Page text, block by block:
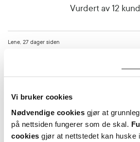
Vi bruker cookies
Nødvendige cookies gjør at
på nettsiden fungerer som de skal.
cookies gjør at nettstedet kan huske
Vurdert av 12
Ok
27 dager siden
Lene
Var denne anmeldelsen nyttig?
0 0